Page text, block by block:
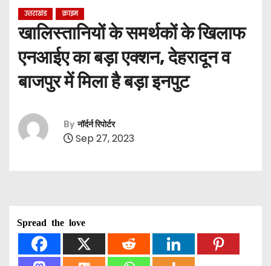
उत्तराखंड क्राइम
खालिस्तानियों के समर्थकों के खिलाफ
एनआईए का बड़ा एक्शन, देहरादून व
बाजपुर में मिला है बड़ा इनपुट
By नॉर्दर्न रिपोर्टर
Sep 27, 2023
Spread the love